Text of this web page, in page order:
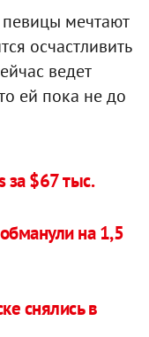
мечтают
осчастливить
ведет
ей пока не до
за $67 тыс.
на 1,5
снялись в